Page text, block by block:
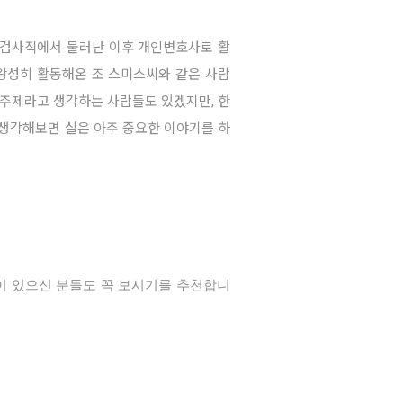
사직에서 물러난 이후 개인변호사로 활
히 활동해온 조 스미스씨와 같은 사람
제라고 생각하는 사람들도 있겠지만, 한
각해보면 실은 아주 중요한 이야기를 하
있으신 분들도 꼭 보시기를 추천합니